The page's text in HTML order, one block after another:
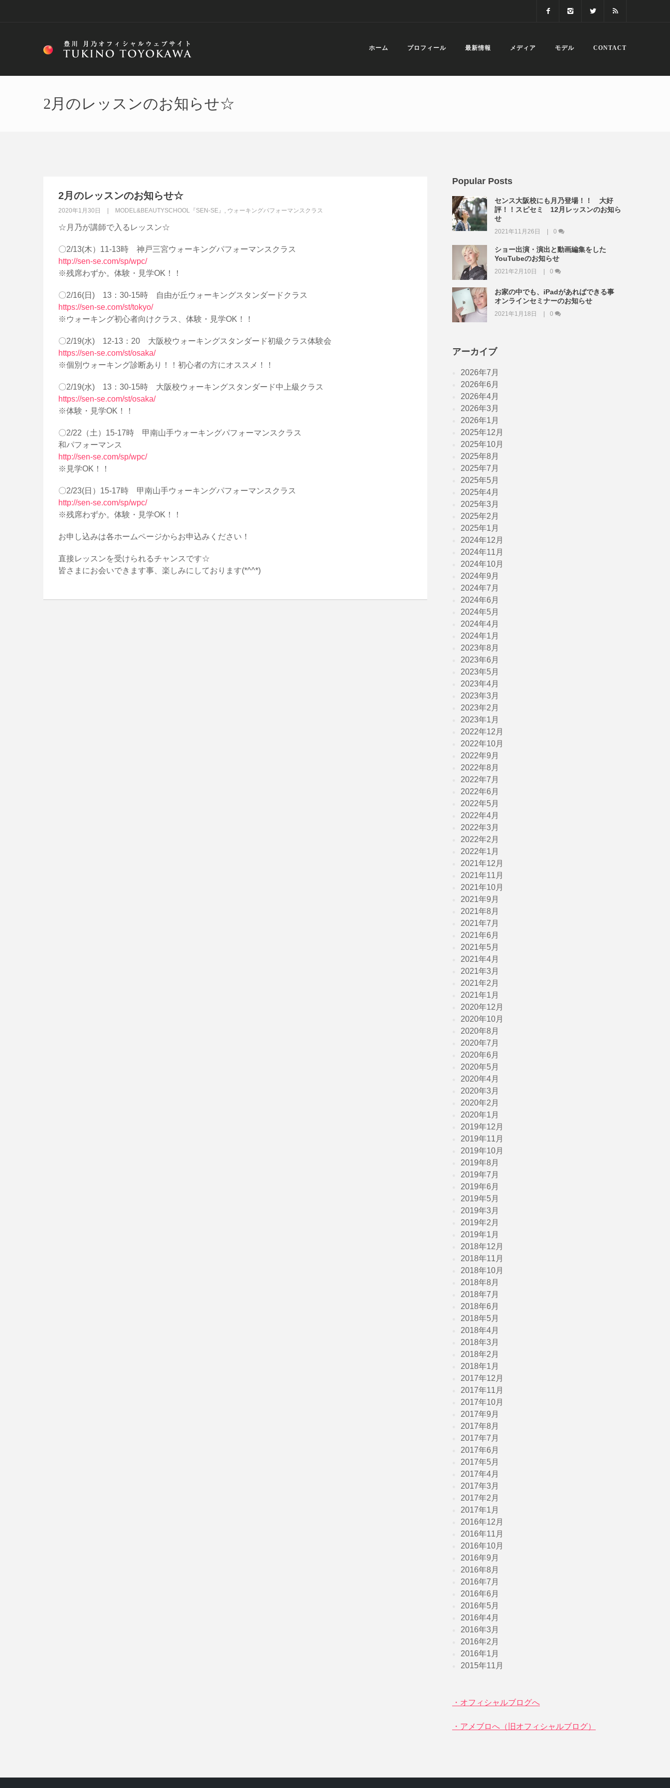
ホーム プロフィール 最新情報 メディア モデル CONTACT
2月のレッスンのお知らせ☆
2月のレッスンのお知らせ☆
2020年1月30日 MODEL&BEAUTYSCHOOL『SEN-SE』 , ウォーキングパフォーマンスクラス
☆月乃が講師で入るレッスン☆
〇2/13(木）11-13時 神戸三宮ウォーキングパフォーマンスクラス
http://sen-se.com/sp/wpc/
※残席わずか。体験・見学OK！！
〇2/16(日) 13：30-15時 自由が丘ウォーキングスタンダードクラス
https://sen-se.com/st/tokyo/
※ウォーキング初心者向けクラス、体験・見学OK！！
〇2/19(水) 12-13：20 大阪校ウォーキングスタンダード初級クラス体験会
https://sen-se.com/st/osaka/
※個別ウォーキング診断あり！！初心者の方にオススメ！！
〇2/19(水) 13：30-15時 大阪校ウォーキングスタンダード中上級クラス
https://sen-se.com/st/osaka/
※体験・見学OK！！
〇2/22（土）15-17時 甲南山手ウォーキングパフォーマンスクラス
和パフォーマンス
http://sen-se.com/sp/wpc/
※見学OK！！
〇2/23(日）15-17時 甲南山手ウォーキングパフォーマンスクラス
http://sen-se.com/sp/wpc/
※残席わずか。体験・見学OK！！
お申し込みは各ホームページからお申込みください！
直接レッスンを受けられるチャンスです☆
皆さまにお会いできます事、楽しみにしております(*^^*)
Popular Posts
センス大阪校にも月乃登場！！ 大好
評！！スピセミ 12月レッスンのお知ら
せ
2021年11月26日 0
ショー出演・演出と動画編集をした
YouTubeのお知らせ
2021年2月10日 0
お家の中でも、iPadがあればできる事
オンラインセミナーのお知らせ
2021年1月18日 0
アーカイブ
2026年7月
2026年6月
2026年4月
2026年3月
2026年1月
2025年12月
2025年10月
2025年8月
2025年7月
2025年5月
2025年4月
2025年3月
2025年2月
2025年1月
2024年12月
2024年11月
2024年10月
2024年9月
2024年7月
2024年6月
2024年5月
2024年4月
2024年1月
2023年8月
2023年6月
2023年5月
2023年4月
2023年3月
2023年2月
2023年1月
2022年12月
2022年10月
2022年9月
2022年8月
2022年7月
2022年6月
2022年5月
2022年4月
2022年3月
2022年2月
2022年1月
2021年12月
2021年11月
2021年10月
2021年9月
2021年8月
2021年7月
2021年6月
2021年5月
2021年4月
2021年3月
2021年2月
2021年1月
2020年12月
2020年10月
2020年8月
2020年7月
2020年6月
2020年5月
2020年4月
2020年3月
2020年2月
2020年1月
2019年12月
2019年11月
2019年10月
2019年8月
2019年7月
2019年6月
2019年5月
2019年3月
2019年2月
2019年1月
2018年12月
2018年11月
2018年10月
2018年8月
2018年7月
2018年6月
2018年5月
2018年4月
2018年3月
2018年2月
2018年1月
2017年12月
2017年11月
2017年10月
2017年9月
2017年8月
2017年7月
2017年6月
2017年5月
2017年4月
2017年3月
2017年2月
2017年1月
2016年12月
2016年11月
2016年10月
2016年9月
2016年8月
2016年7月
2016年6月
2016年5月
2016年4月
2016年3月
2016年2月
2016年1月
2015年11月
・オフィシャルブログへ
・アメブロへ（旧オフィシャルブログ）